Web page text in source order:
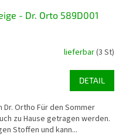
- Dr. Orto 589D001
lieferbar(3 St)
DETAIL
Ortho Für den Sommer
zu Hause getragen werden.
Stoffen und kann...